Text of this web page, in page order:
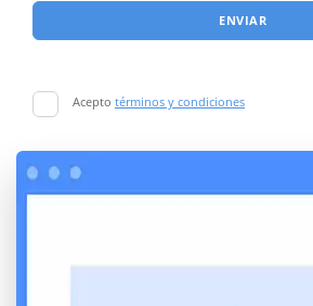
ENVIAR
Acepto términos y condiciones